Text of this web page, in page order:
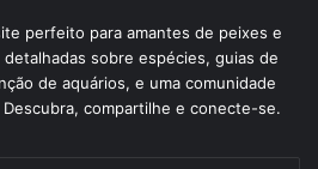
perfeito para amantes de peixes e
sobre espécies, guias de
de aquários, e uma comunidade
compartilhe e conecte-se.